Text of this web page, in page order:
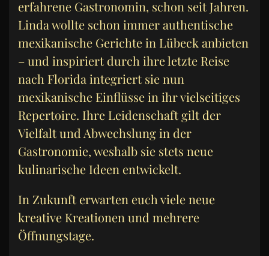
erfahrene Gastronomin, schon seit Jahren.
Linda wollte schon immer authentische
mexikanische Gerichte in Lübeck anbieten
– und inspiriert durch ihre letzte Reise
nach Florida integriert sie nun
mexikanische Einflüsse in ihr vielseitiges
Repertoire. Ihre Leidenschaft gilt der
Vielfalt und Abwechslung in der
Gastronomie, weshalb sie stets neue
kulinarische Ideen entwickelt.
In Zukunft erwarten euch viele neue
kreative Kreationen und mehrere
Öffnungstage.